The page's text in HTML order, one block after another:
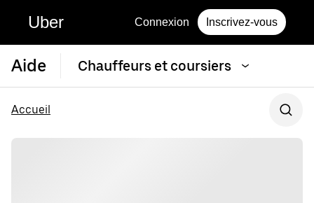
Uber Connexion Inscrivez-vous
Aide Chauffeurs et coursiers
Accueil